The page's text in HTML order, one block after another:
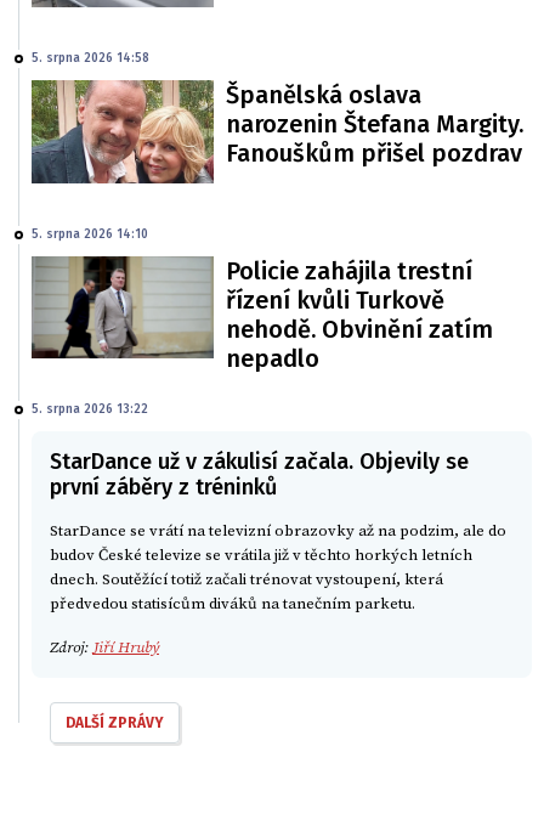
5. srpna 2026 14:58
Španělská oslava
narozenin Štefana Margity.
Fanouškům přišel pozdrav
5. srpna 2026 14:10
Policie zahájila trestní
řízení kvůli Turkově
nehodě. Obvinění zatím
nepadlo
5. srpna 2026 13:22
StarDance už v zákulisí začala. Objevily se
první záběry z tréninků
StarDance se vrátí na televizní obrazovky až na podzim, ale do
budov České televize se vrátila již v těchto horkých letních
dnech. Soutěžící totiž začali trénovat vystoupení, která
předvedou statisícům diváků na tanečním parketu.
Zdroj:Jiří Hrubý
DALŠÍ ZPRÁVY